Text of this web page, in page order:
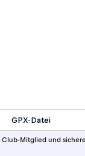
Mitglied und
GPX-Datei